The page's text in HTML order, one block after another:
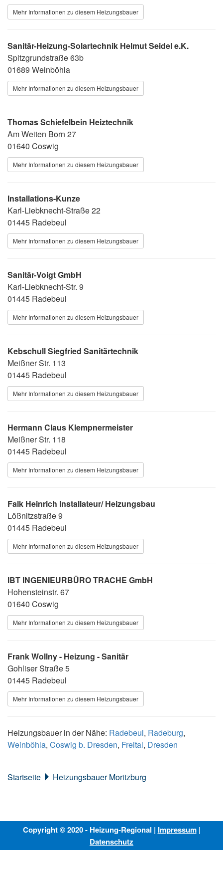
Mehr Informationen zu diesem Heizungsbauer
Sanitär-Heizung-Solartechnik Helmut Seidel e.K.
Spitzgrundstraße 63b
01689 Weinböhla
Mehr Informationen zu diesem Heizungsbauer
Thomas Schiefelbein Heiztechnik
Am Weiten Born 27
01640 Coswig
Mehr Informationen zu diesem Heizungsbauer
Installations-Kunze
Karl-Liebknecht-Straße 22
01445 Radebeul
Mehr Informationen zu diesem Heizungsbauer
Sanitär-Voigt GmbH
Karl-Liebknecht-Str. 9
01445 Radebeul
Mehr Informationen zu diesem Heizungsbauer
Kebschull Siegfried Sanitärtechnik
Meißner Str. 113
01445 Radebeul
Mehr Informationen zu diesem Heizungsbauer
Hermann Claus Klempnermeister
Meißner Str. 118
01445 Radebeul
Mehr Informationen zu diesem Heizungsbauer
Falk Heinrich Installateur/ Heizungsbau
Lößnitzstraße 9
01445 Radebeul
Mehr Informationen zu diesem Heizungsbauer
IBT INGENIEURBÜRO TRACHE GmbH
Hohensteinstr. 67
01640 Coswig
Mehr Informationen zu diesem Heizungsbauer
Frank Wollny - Heizung - Sanitär
Gohliser Straße 5
01445 Radebeul
Mehr Informationen zu diesem Heizungsbauer
Heizungsbauer in der Nähe: Radebeul, Radeburg,
Weinböhla, Coswig b. Dresden, Freital, Dresden
Startseite Heizungsbauer Moritzburg
Copyright © 2020 - Heizung-Regional | Impressum|
Datenschutz